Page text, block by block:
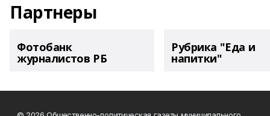
Партнеры
Фотобанк
журналистов РБ
Рубрика "Еда и
напитки"